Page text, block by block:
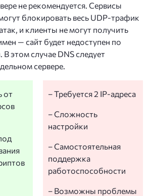
не рекомендуется. Cервисы
блокировать весь UDP-трафик
и клиенты не могут получить
— сайт будет недоступен по
этом случае DNS следует
сервере.
от
– Требуется 2 IP-адреса
– Сложность
настройки
– Самостоятельная
поддержка
работоспособности
– Возможны проблемы